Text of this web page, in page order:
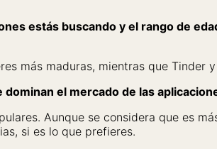
estás buscando y el rango de
más maduras, mientras que Tinder
dominan el mercado de las
Aunque se considera que es
si es lo que prefieres.